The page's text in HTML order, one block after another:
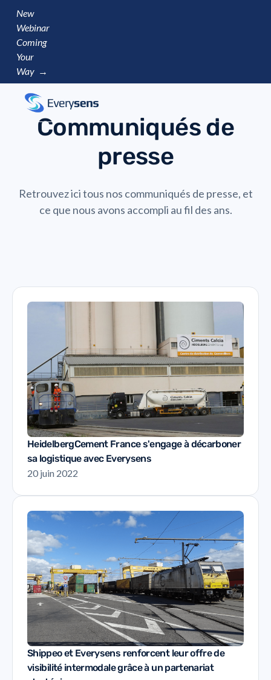
New
Webinar
Coming
Your
Way →
Communiqués de
presse
Retrouvez ici tous nos communiqués de presse, et
ce que nous avons accompli au fil des ans.
HeidelbergCement France s'engage à décarboner
sa logistique avec Everysens
20 juin 2022
Shippeo et Everysens renforcent leur offre de
visibilité intermodale grâce à un partenariat